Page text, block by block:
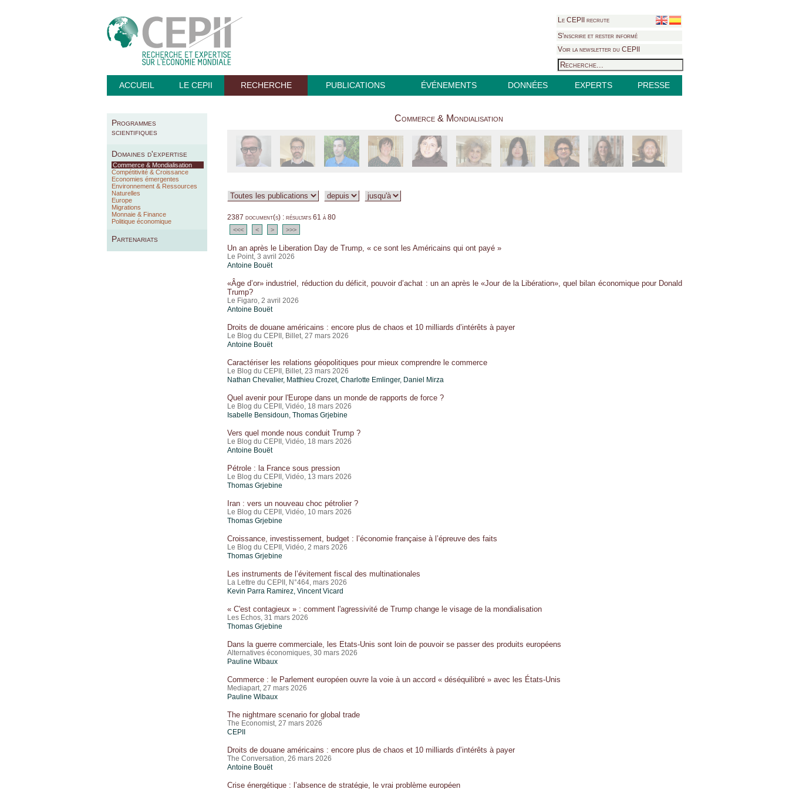
Le CEPII recrute
S'inscrire et rester informé
Voir la newsletter du CEPII
ACCUEIL LE CEPII RECHERCHE PUBLICATIONS ÉVÉNEMENTS DONNÉES EXPERTS PRESSE
Programmes
scientifiques
Domaines d'expertise
Commerce & Mondialisation
Compétitivité & Croissance
Economies émergentes
Environnement & Ressources
Naturelles
Europe
Migrations
Monnaie & Finance
Politique économique
Partenariats
Commerce & Mondialisation
2387 document(s) : résultats 61 à 80
<<< < > >>>
Un an après le Liberation Day de Trump, « ce sont les Américains qui ont payé »
Le Point, 3 avril 2026
Antoine Bouët
«Âge d’or» industriel, réduction du déficit, pouvoir d’achat : un an après le «Jour de la Libération», quel bilan économique pour Donald
Trump?
Le Figaro, 2 avril 2026
Antoine Bouët
Droits de douane américains : encore plus de chaos et 10 milliards d’intérêts à payer
Le Blog du CEPII, Billet, 27 mars 2026
Antoine Bouët
Caractériser les relations géopolitiques pour mieux comprendre le commerce
Le Blog du CEPII, Billet, 23 mars 2026
Nathan Chevalier, Matthieu Crozet, Charlotte Emlinger, Daniel Mirza
Quel avenir pour l'Europe dans un monde de rapports de force ?
Le Blog du CEPII, Vidéo, 18 mars 2026
Isabelle Bensidoun, Thomas Grjebine
Vers quel monde nous conduit Trump ?
Le Blog du CEPII, Vidéo, 18 mars 2026
Antoine Bouët
Pétrole : la France sous pression
Le Blog du CEPII, Vidéo, 13 mars 2026
Thomas Grjebine
Iran : vers un nouveau choc pétrolier ?
Le Blog du CEPII, Vidéo, 10 mars 2026
Thomas Grjebine
Croissance, investissement, budget : l’économie française à l’épreuve des faits
Le Blog du CEPII, Vidéo, 2 mars 2026
Thomas Grjebine
Les instruments de l’évitement fiscal des multinationales
La Lettre du CEPII, N°464, mars 2026
Kevin Parra Ramirez, Vincent Vicard
« C'est contagieux » : comment l'agressivité de Trump change le visage de la mondialisation
Les Echos, 31 mars 2026
Thomas Grjebine
Dans la guerre commerciale, les Etats-Unis sont loin de pouvoir se passer des produits européens
Alternatives économiques, 30 mars 2026
Pauline Wibaux
Commerce : le Parlement européen ouvre la voie à un accord « déséquilibré » avec les États-Unis
Mediapart, 27 mars 2026
Pauline Wibaux
The nightmare scenario for global trade
The Economist, 27 mars 2026
CEPII
Droits de douane américains : encore plus de chaos et 10 milliards d’intérêts à payer
The Conversation, 26 mars 2026
Antoine Bouët
Crise énergétique : l’absence de stratégie, le vrai problème européen